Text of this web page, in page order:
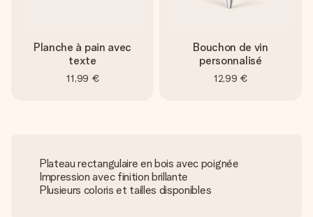
Planche à pain avec
texte
11,99 €
Bouchon de vin
personnalisé
12,99 €
Plateau rectangulaire en bois avec poignée
Impression avec finition brillante
Plusieurs coloris et tailles disponibles